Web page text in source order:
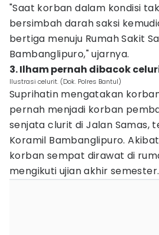
"Saat korban dalam kondisi
bersimbah darah saksi
bertiga menuju Rumah Sakit
Bambanglipuro," ujarnya.
3. ‎Ilham pernah dibacok
Ilustrasi celurit. (Dok. Polres Bantul)
Suprihatin mengatakan
pernah menjadi korban
senjata clurit di Jalan Samas,
Koramil Bambanglipuro.
korban sempat dirawat di
mengikuti ujian akhir semester.